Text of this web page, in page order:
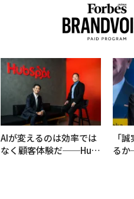
AIが変えるのは効率では
なく顧客体験だ──Hub
「
る